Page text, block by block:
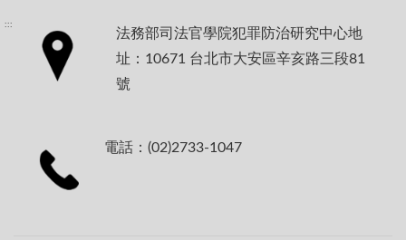
:::
法務部司法官學院犯罪防治研究中心地
址：10671 台北市大安區辛亥路三段81
號
電話：(02)2733-1047